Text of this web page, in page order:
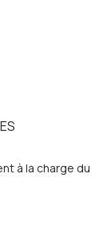
à la charge du